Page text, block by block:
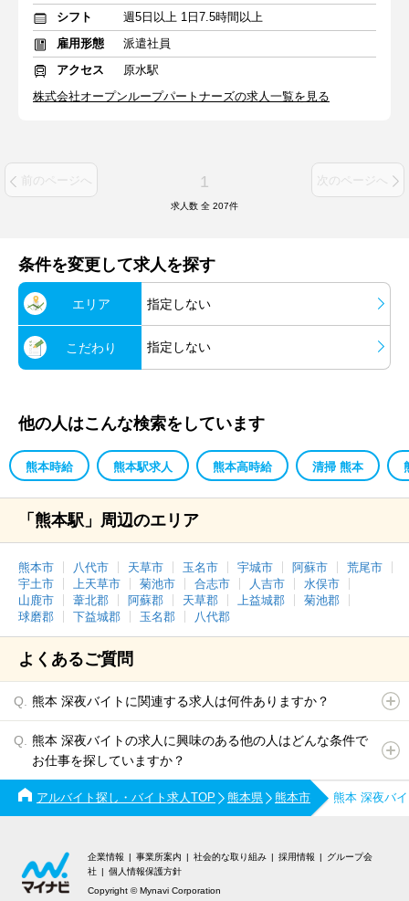
シフト
週5日以上 1日7.5時間以上
雇用形態
派遣社員
アクセス
原水駅
株式会社オープンループパートナーズの求人一覧を見る
前のページへ 1 次のページへ
求人数 全 207件
条件を変更して求人を探す
エリア 指定しない
こだわり 指定しない
他の人はこんな検索をしています
熊本時給 熊本駅求人 熊本高時給 清掃 熊本
「熊本駅」周辺のエリア
熊本市 八代市 天草市 玉名市 宇城市 阿蘇市
荒尾市
宇土市
上天草市 菊池市 合志市 人吉市
水俣市
山鹿市
葦北郡 阿蘇郡 天草郡 上益城郡
菊池郡
球磨郡
下益城郡 玉名郡 八代郡
よくあるご質問
熊本 深夜バイトに関連する求人は何件ありますか？
熊本 深夜バイトの求人に興味のある他の人はどんな条件で
お仕事を探していますか？
アルバイト探し・バイト求人TOP 熊本県 熊本市 熊本 深夜バ
企業情報 事業所案内 社会的な取り組み 採用情報
グループ会
社
個人情報保護方針
Copyright © Mynavi Corporation